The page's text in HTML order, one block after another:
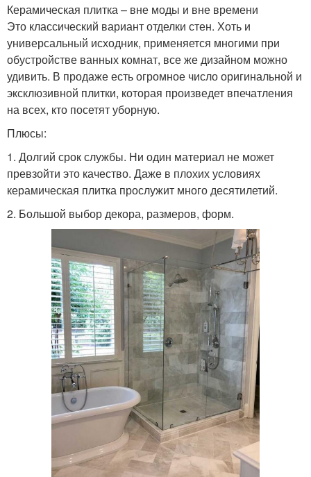
Керамическая плитка – вне моды и вне времени
Это классический вариант отделки стен. Хоть и
универсальный исходник, применяется многими при
обустройстве ванных комнат, все же дизайном можно
удивить. В продаже есть огромное число оригинальной и
эксклюзивной плитки, которая произведет впечатления
на всех, кто посетят уборную.
Плюсы:
1. Долгий срок службы. Ни один материал не может
превзойти это качество. Даже в плохих условиях
керамическая плитка прослужит много десятилетий.
2. Большой выбор декора, размеров, форм.